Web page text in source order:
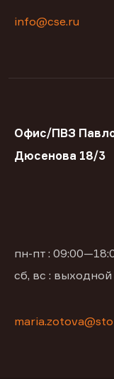
info@cse.ru
Офис/ПВЗ
Дюсенова 18/3
пн-пт :
сб, вс : выходной